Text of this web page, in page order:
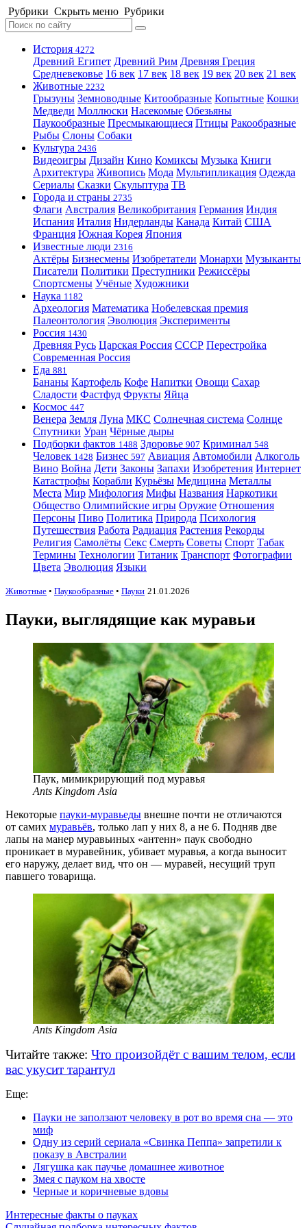
Рубрики Скрыть меню Рубрики
История 4272
Древний Египет Древний Рим Древняя Греция
Средневековье 16 век 17 век 18 век 19 век 20 век 21 век
Животные 2232
Грызуны Земноводные Китообразные Копытные Кошки
Медведи Моллюски Насекомые Обезьяны
Паукообразные Пресмыкающиеся Птицы Ракообразные
Рыбы Слоны Собаки
Культура 2436
Видеоигры Дизайн Кино Комиксы Музыка Книги
Архитектура Живопись Мода Мультипликация Одежда
Сериалы Сказки Скульптура ТВ
Города и страны 2735
Флаги Австралия Великобритания Германия Индия
Испания Италия Нидерланды Канада Китай США
Франция Южная Корея Япония
Известные люди 2316
Актёры Бизнесмены Изобретатели Монархи Музыканты
Писатели Политики Преступники Режиссёры
Спортсмены Учёные Художники
Наука 1182
Археология Математика Нобелевская премия
Палеонтология Эволюция Эксперименты
Россия 1430
Древняя Русь Царская Россия СССР Перестройка
Современная Россия
Еда 881
Бананы Картофель Кофе Напитки Овощи Сахар
Сладости Фастфуд Фрукты Яйца
Космос 447
Венера Земля Луна МКС Солнечная система Солнце
Спутники Уран Чёрные дыры
Подборки фактов 1488 Здоровье 907 Криминал 548
Человек 1428 Бизнес 597 Авиация Автомобили Алкоголь
Вино Война Дети Законы Запахи Изобретения Интернет
Катастрофы Корабли Курьёзы Медицина Металлы
Места Мир Мифология Мифы Названия Наркотики
Общество Олимпийские игры Оружие Отношения
Персоны Пиво Политика Природа Психология
Путешествия Работа Радиация Растения Рекорды
Религия Самолёты Секс Смерть Советы Спорт Табак
Термины Технологии Титаник Транспорт Фотографии
Цвета Эволюция Языки
Животные • Паукообразные • Пауки 21.01.2026
Пауки, выглядящие как муравьи
Паук, мимикрирующий под муравья
Ants Kingdom Asia
Некоторые пауки-муравьеды внешне почти не отличаются
от самих муравьёв, только лап у них 8, а не 6. Подняв две
лапы на манер муравьиных «антенн» паук свободно
проникает в муравейник, убивает муравья, а когда выносит
его наружу, делает вид, что он — муравей, несущий труп
павшего товарища.
Ants Kingdom Asia
Читайте также: Что произойдёт с вашим телом, если
вас укусит тарантул
Еще:
Пауки не заползают человеку в рот во время сна — это
миф
Одну из серий сериала «Свинка Пеппа» запретили к
показу в Австралии
Лягушка как паучье домашнее животное
Змея с пауком на хвосте
Черные и коричневые вдовы
Интересные факты о пауках